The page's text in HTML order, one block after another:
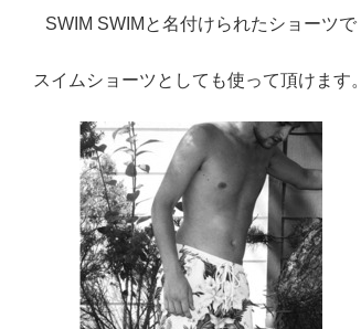
SWIM SWIMと名付けられたショーツで
スイムショーツとしても使って頂けます。